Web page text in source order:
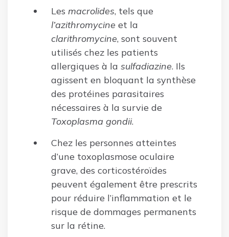
Les macrolides, tels que
l’azithromycine et la
clarithromycine, sont souvent
utilisés chez les patients
allergiques à la sulfadiazine. Ils
agissent en bloquant la synthèse
des protéines parasitaires
nécessaires à la survie de
Toxoplasma gondii.
Chez les personnes atteintes
d’une toxoplasmose oculaire
grave, des corticostéroïdes
peuvent également être prescrits
pour réduire l’inflammation et le
risque de dommages permanents
sur la rétine.